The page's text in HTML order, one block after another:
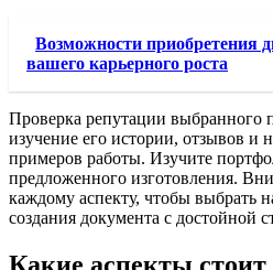
Возможности приобретения
вашего карьерного роста
Проверка репутации выбранного
изучение его истории, отзывов и
примеров работы. Изучите
предложенного изготовления.
каждому аспекту, чтобы выбрать
создания документа с достойной